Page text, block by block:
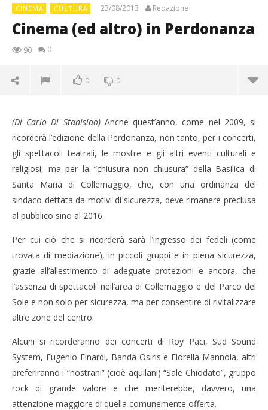
CINEMA CULTURA 23/08/2013 Redazione
Cinema (ed altro) in Perdonanza
90 0
0 0
NOW VIEWING
Cinema (ed altro) in Perdonanza
23/08/2013
Redazione
(Di Carlo Di Stanislao) Anche quest’anno, come nel 2009, si
ricorderà l’edizione della Perdonanza, non tanto, per i concerti,
gli spettacoli teatrali, le mostre e gli altri eventi culturali e
religiosi, ma per la “chiusura non chiusura” della Basilica di
Santa Maria di Collemaggio, che, con una ordinanza del
sindaco dettata da motivi di sicurezza, deve rimanere preclusa
al pubblico sino al 2016.
Per cui ciò che si ricorderà sarà l’ingresso dei fedeli (come
trovata di mediazione), in piccoli gruppi e in piena sicurezza,
grazie all’allestimento di adeguate protezioni e ancora, che
l’assenza di spettacoli nell’area di Collemaggio e del Parco del
Sole e non solo per sicurezza, ma per consentire di rivitalizzare
altre zone del centro.
Alcuni si ricorderanno dei concerti di Roy Paci, Sud Sound
System, Eugenio Finardi, Banda Osiris e Fiorella Mannoia, altri
preferiranno i “nostrani” (cioè aquilani) “Sale Chiodato”, gruppo
rock di grande valore e che meriterebbe, davvero, una
attenzione maggiore di quella comunemente offerta.